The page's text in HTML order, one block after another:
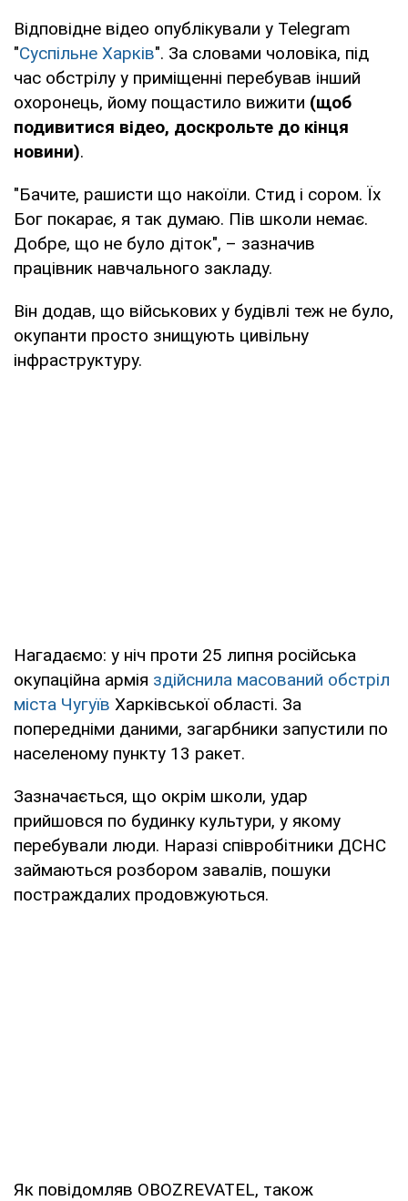
Відповідне відео опублікували у Telegram
"Суспільне Харків". За словами чоловіка, під
час обстрілу у приміщенні перебував інший
охоронець, йому пощастило вижити (щоб
подивитися відео, доскрольте до кінця
новини).
"Бачите, рашисти що накоїли. Стид і сором. Їх
Бог покарає, я так думаю. Пів школи немає.
Добре, що не було діток", – зазначив
працівник навчального закладу.
Він додав, що військових у будівлі теж не було,
окупанти просто знищують цивільну
інфраструктуру.
Нагадаємо: у ніч проти 25 липня російська
окупаційна армія здійснила масований обстріл
міста Чугуїв Харківської області. За
попередніми даними, загарбники запустили по
населеному пункту 13 ракет.
Зазначається, що окрім школи, удар
прийшовся по будинку культури, у якому
перебували люди. Наразі співробітники ДСНС
займаються розбором завалів, пошуки
постраждалих продовжуються.
Як повідомляв OBOZREVATEL, також